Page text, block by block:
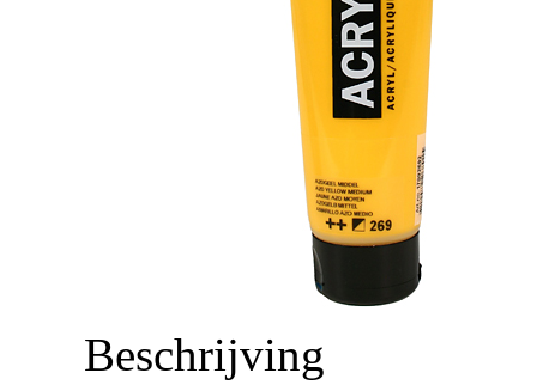
Beschrijving